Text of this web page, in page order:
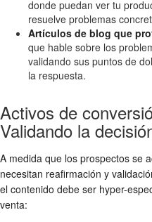
donde puedan ver tu
resuelve problemas
Artículos de blog que
que hable sobre los
validando sus puntos de
la respuesta.
Activos de
Validando la
A medida que los prospectos se
necesitan reafirmación y
el contenido debe ser hyper-
venta: